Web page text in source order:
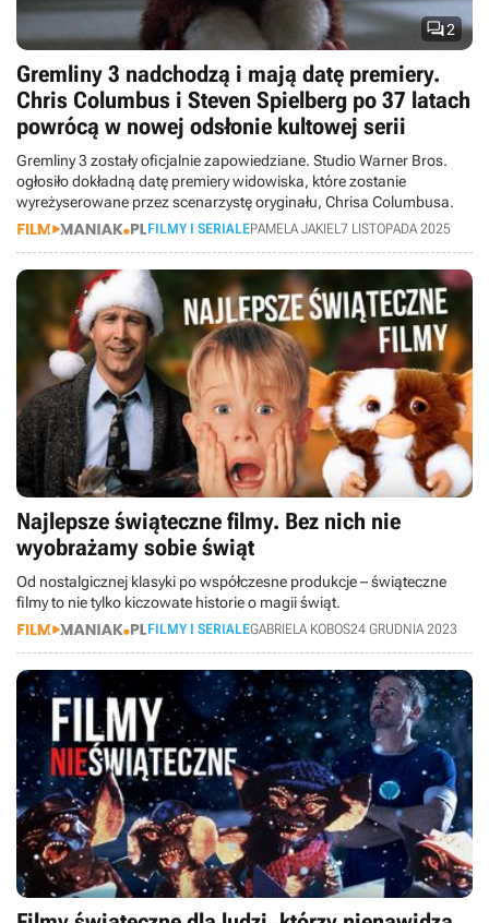
2
Gremliny 3 nadchodzą i mają datę premiery.
Chris Columbus i Steven Spielberg po 37 latach
powrócą w nowej odsłonie kultowej serii
Gremliny 3 zostały oficjalnie zapowiedziane. Studio Warner Bros.
ogłosiło dokładną datę premiery widowiska, które zostanie
wyreżyserowane przez scenarzystę oryginału, Chrisa Columbusa.
FILMY I SERIALEPAMELA JAKIEL7 LISTOPADA 2025
Najlepsze świąteczne filmy. Bez nich nie
wyobrażamy sobie świąt
Od nostalgicznej klasyki po współczesne produkcje – świąteczne
filmy to nie tylko kiczowate historie o magii świąt.
FILMY I SERIALEGABRIELA KOBOS24 GRUDNIA 2023